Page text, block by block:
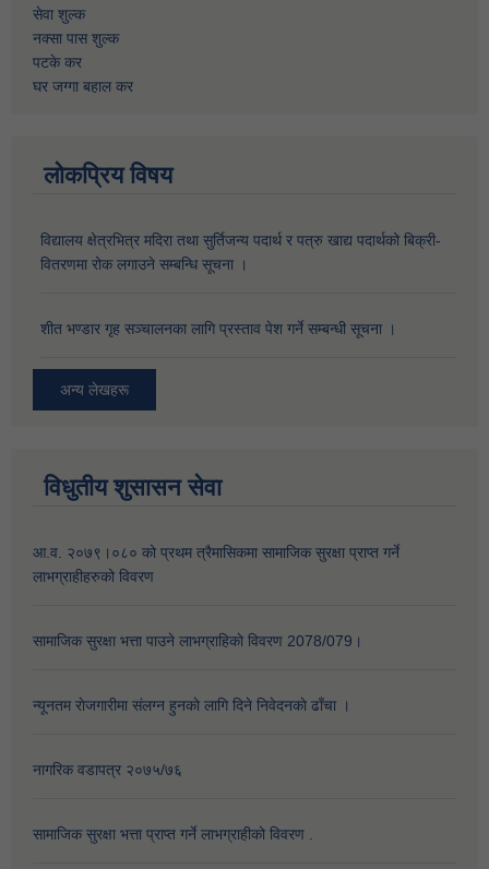
सेवा शुल्क
नक्सा पास शुल्क
पटके कर
घर जग्गा बहाल कर
लोकप्रिय विषय
विद्यालय क्षेत्रभित्र मदिरा तथा सुर्तिजन्य पदार्थ र पत्रु खाद्य पदार्थको बिक्री-
वितरणमा रोक लगाउने सम्बन्धि सूचना ।
शीत भण्डार गृह सञ्चालनका लागि प्रस्ताव पेश गर्ने सम्बन्धी सूचना ।
अन्य लेखहरू
विधुतीय शुसासन सेवा
आ.व. २०७९।०८० को प्रथम त्रैमासिकमा सामाजिक सुरक्षा प्राप्त गर्ने
लाभग्राहीहरुको विवरण
सामाजिक सुरक्षा भत्ता पाउने लाभग्राहिकाे विवरण 2078/079।
न्यूनतम राेजगारीमा संलग्न हुनकाे लागि दिने निवेदनकाे ढाँचा ।
नागरिक वडापत्र २०७५/७६
सामाजिक सुरक्षा भत्ता प्राप्त गर्ने लाभग्राहीको विवरण .